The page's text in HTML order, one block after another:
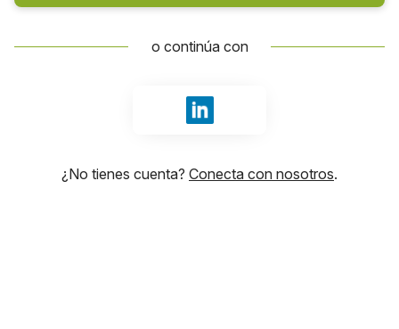
o continúa con
Iniciar sesión con LinkedIn
¿No tienes cuenta? Conecta con nosotros.